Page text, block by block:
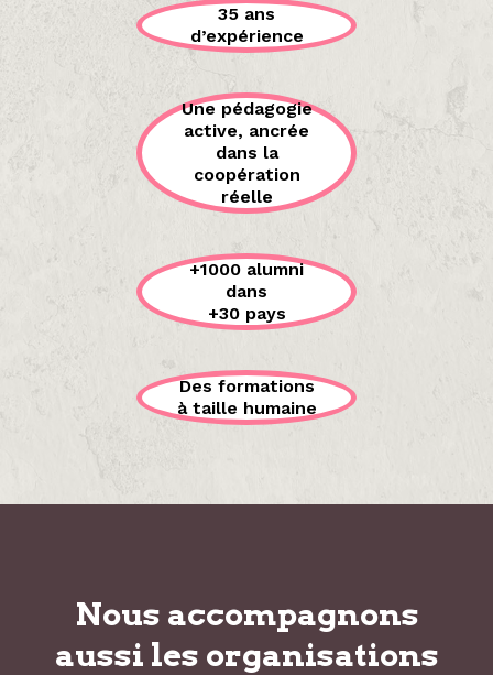
35 ans
d’expérience
Une pédagogie
active, ancrée
dans la
coopération
réelle
+1000 alumni
dans
+30 pays
Des formations
à taille humaine
Nous accompagnons
aussi les organisations